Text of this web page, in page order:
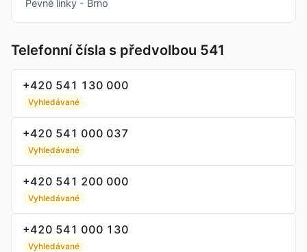
Pevné linky - Brno
Telefonní čísla s předvolbou 541
+420 541 130 000
Vyhledávané
+420 541 000 037
Vyhledávané
+420 541 200 000
Vyhledávané
+420 541 000 130
Vyhledávané